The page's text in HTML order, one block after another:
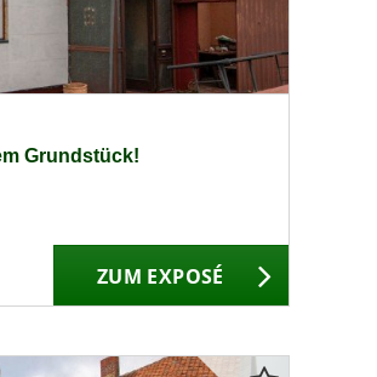
Grundstück!
ZUM EXPOSÉ